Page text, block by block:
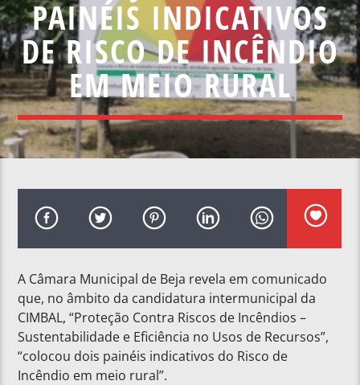
PAINÉIS INDICATIVOS
DE RISCO DE INCÊNDIO
EM MEIO RURAL
A Câmara Municipal de Beja revela em comunicado
que, no âmbito da candidatura intermunicipal da
CIMBAL, “Proteção Contra Riscos de Incêndios –
Sustentabilidade e Eficiência no Usos de Recursos”,
“colocou dois painéis indicativos do Risco de
Incêndio em meio rural”.